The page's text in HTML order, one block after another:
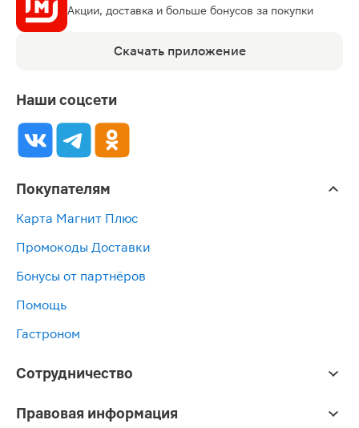
Акции, доставка и больше бонусов за покупки
Скачать приложение
Наши соцсети
Покупателям
Карта Магнит Плюс
Промокоды Доставки
Бонусы от партнёров
Помощь
Гастроном
Сотрудничество
Правовая информация